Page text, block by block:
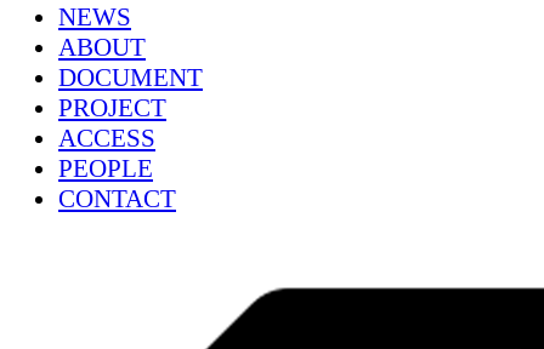
NEWS
ABOUT
DOCUMENT
PROJECT
ACCESS
PEOPLE
CONTACT